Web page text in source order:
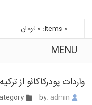
0
Items:
0 تومان
MENU
واردات پودرکاکائو از ترکیه
admin